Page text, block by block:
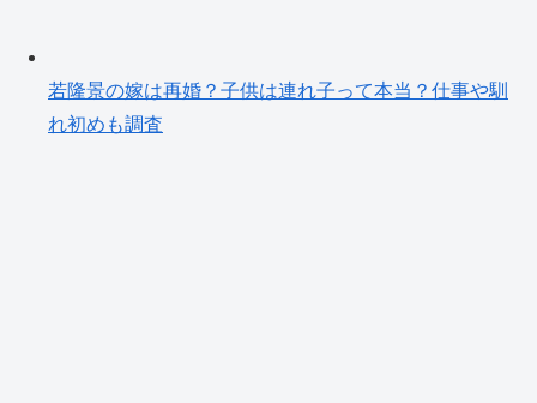
若隆景の嫁は再婚？子供は連れ子って本当？仕事や馴
れ初めも調査